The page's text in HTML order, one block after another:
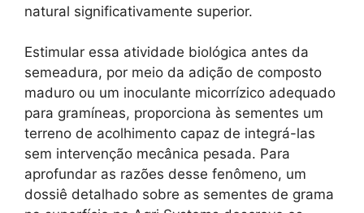
natural significativamente superior.
Estimular essa atividade biológica antes da
semeadura, por meio da adição de composto
maduro ou um inoculante micorrízico adequado
para gramíneas, proporciona às sementes um
terreno de acolhimento capaz de integrá-las
sem intervenção mecânica pesada. Para
aprofundar as razões desse fenômeno, um
dossiê detalhado sobre as sementes de grama